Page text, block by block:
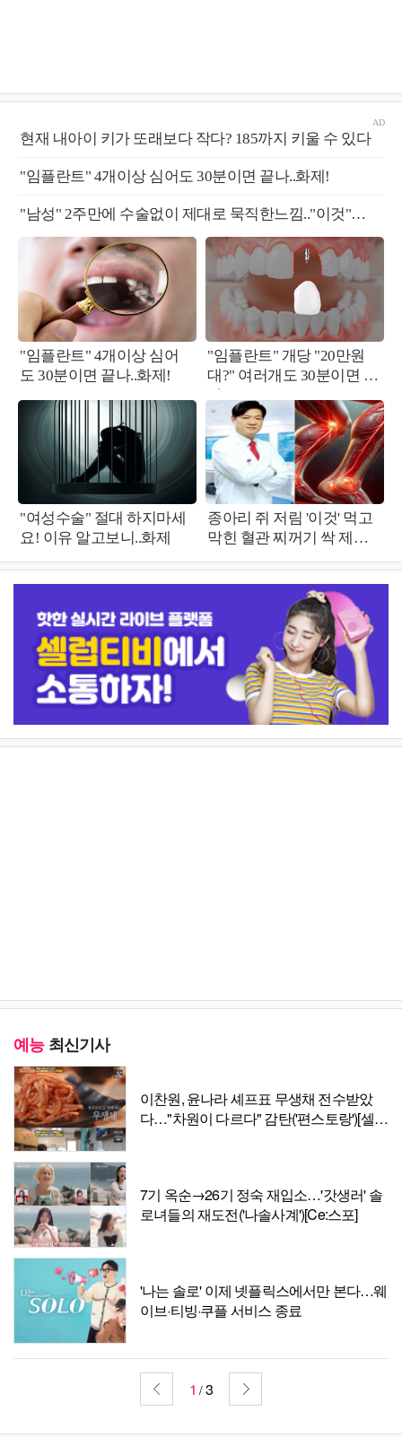
예능최신기사
이찬원, 윤나라 셰프표 무생채 전수받았
다…"차원이 다르다" 감탄('편스토랑')[셀럽
7기 옥순→26기 정숙 재입소…'갓생러' 솔
로녀들의 재도전('나솔사계')[Ce:스포]
'나는 솔로' 이제 넷플릭스에서만 본다…웨
이브·티빙·쿠플 서비스 종료
1 /3